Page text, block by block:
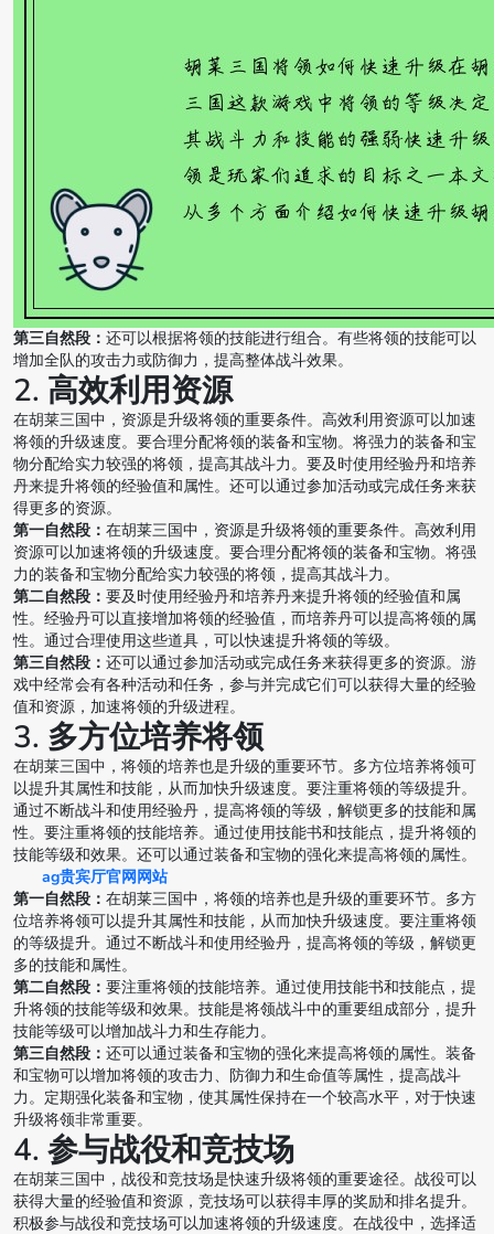
第三自然段： 还可以根据将领的技能进行组合。有些将领的技能可以
增加全队的攻击力或防御力，提高整体战斗效果。
2. 高效利用资源
在胡莱三国中，资源是升级将领的重要条件。高效利用资源可以加速
将领的升级速度。要合理分配将领的装备和宝物。将强力的装备和宝
物分配给实力较强的将领，提高其战斗力。要及时使用经验丹和培养
丹来提升将领的经验值和属性。还可以通过参加活动或完成任务来获
得更多的资源。
第一自然段： 在胡莱三国中，资源是升级将领的重要条件。高效利用
资源可以加速将领的升级速度。要合理分配将领的装备和宝物。将强
力的装备和宝物分配给实力较强的将领，提高其战斗力。
第二自然段： 要及时使用经验丹和培养丹来提升将领的经验值和属
性。经验丹可以直接增加将领的经验值，而培养丹可以提高将领的属
性。通过合理使用这些道具，可以快速提升将领的等级。
第三自然段： 还可以通过参加活动或完成任务来获得更多的资源。游
戏中经常会有各种活动和任务，参与并完成它们可以获得大量的经验
值和资源，加速将领的升级进程。
3. 多方位培养将领
在胡莱三国中，将领的培养也是升级的重要环节。多方位培养将领可
以提升其属性和技能，从而加快升级速度。要注重将领的等级提升。
通过不断战斗和使用经验丹，提高将领的等级，解锁更多的技能和属
性。要注重将领的技能培养。通过使用技能书和技能点，提升将领的
技能等级和效果。还可以通过装备和宝物的强化来提高将领的属性。
ag贵宾厅官网网站
第一自然段： 在胡莱三国中，将领的培养也是升级的重要环节。多方
位培养将领可以提升其属性和技能，从而加快升级速度。要注重将领
的等级提升。通过不断战斗和使用经验丹，提高将领的等级，解锁更
多的技能和属性。
第二自然段： 要注重将领的技能培养。通过使用技能书和技能点，提
升将领的技能等级和效果。技能是将领战斗中的重要组成部分，提升
技能等级可以增加战斗力和生存能力。
第三自然段： 还可以通过装备和宝物的强化来提高将领的属性。装备
和宝物可以增加将领的攻击力、防御力和生命值等属性，提高战斗
力。定期强化装备和宝物，使其属性保持在一个较高水平，对于快速
升级将领非常重要。
4. 参与战役和竞技场
在胡莱三国中，战役和竞技场是快速升级将领的重要途径。战役可以
获得大量的经验值和资源，竞技场可以获得丰厚的奖励和排名提升。
积极参与战役和竞技场可以加速将领的升级速度。在战役中，选择适